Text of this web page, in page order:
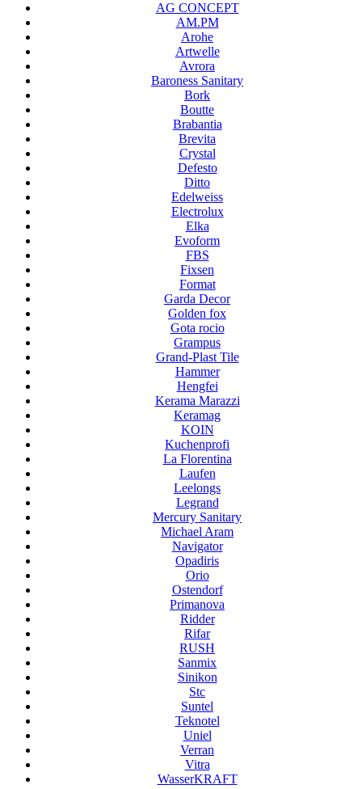
AG CONCEPT
AM.PM
Arohe
Artwelle
Avrora
Baroness Sanitary
Bork
Boutte
Brabantia
Brevita
Crystal
Defesto
Ditto
Edelweiss
Electrolux
Elka
Evoform
FBS
Fixsen
Format
Garda Decor
Golden fox
Gota rocio
Grampus
Grand-Plast Tile
Hammer
Hengfei
Kerama Marazzi
Keramag
KOIN
Kuchenprofi
La Florentina
Laufen
Leelongs
Legrand
Mercury Sanitary
Michael Aram
Navigator
Opadiris
Orio
Ostendorf
Primanova
Ridder
Rifar
RUSH
Sanmix
Sinikon
Stc
Suntel
Teknotel
Uniel
Verran
Vitra
WasserKRAFT